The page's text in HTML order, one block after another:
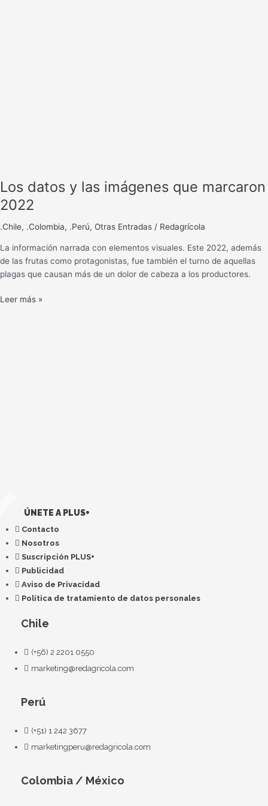
Los datos y las imágenes que marcaron
2022
.Chile, .Colombia, .Perú, Otras Entradas / Redagrícola
La información narrada con elementos visuales. Este 2022, además
de las frutas como protagonistas, fue también el turno de aquellas
plagas que causan más de un dolor de cabeza a los productores.
Leer más »
ÚNETE A PLUS+
Contacto
Nosotros
Suscripción PLUS+
Publicidad
Aviso de Privacidad
Política de tratamiento de datos personales
Chile
(+56) 2 2201 0550
marketing@redagricola.com
Perú
(+51) 1 242 3677
marketingperu@redagricola.com
Colombia / México